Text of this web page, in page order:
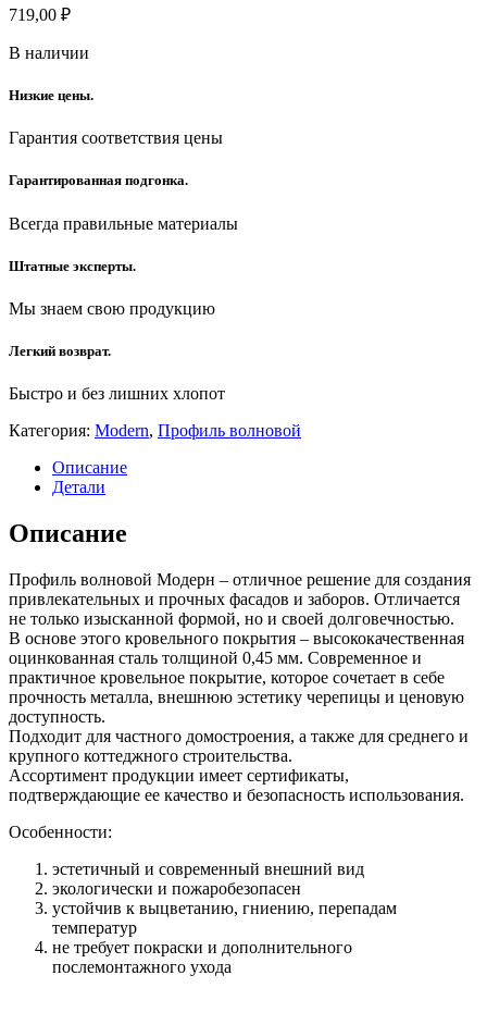
719,00 ₽
В наличии
Низкие цены.
Гарантия соответствия цены
Гарантированная подгонка.
Всегда правильные материалы
Штатные эксперты.
Мы знаем свою продукцию
Легкий возврат.
Быстро и без лишних хлопот
Категория: Modern, Профиль волновой
Описание
Детали
Описание
Профиль волновой Модерн – отличное решение для создания
привлекательных и прочных фасадов и заборов. Отличается
не только изысканной формой, но и своей долговечностью.
В основе этого кровельного покрытия – высококачественная
оцинкованная сталь толщиной 0,45 мм. Современное и
практичное кровельное покрытие, которое сочетает в себе
прочность металла, внешнюю эстетику черепицы и ценовую
доступность.
Подходит для частного домостроения, а также для среднего и
крупного коттеджного строительства.
Ассортимент продукции имеет сертификаты,
подтверждающие ее качество и безопасность использования.
Особенности:
эстетичный и современный внешний вид
экологически и пожаробезопасен
устойчив к выцветанию, гниению, перепадам
температур
не требует покраски и дополнительного
послемонтажного ухода